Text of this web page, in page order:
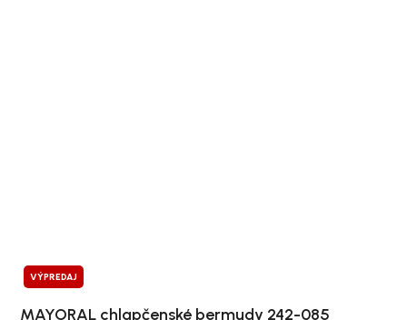
VÝPREDAJ
MAYORAL chlapčenské bermudy 242-085